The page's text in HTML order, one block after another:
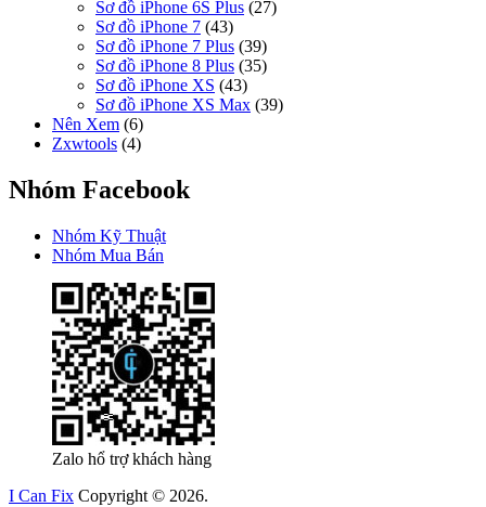
Sơ đồ iPhone 6S Plus (27)
Sơ đồ iPhone 7 (43)
Sơ đồ iPhone 7 Plus (39)
Sơ đồ iPhone 8 Plus (35)
Sơ đồ iPhone XS (43)
Sơ đồ iPhone XS Max (39)
Nên Xem (6)
Zxwtools (4)
Nhóm Facebook
Nhóm Kỹ Thuật
Nhóm Mua Bán
Zalo hổ trợ khách hàng
I Can Fix Copyright © 2026.